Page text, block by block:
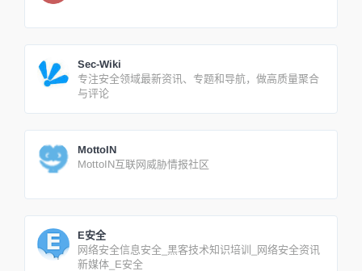
Sec-Wiki
专注安全领域最新资讯、专题和导航，做高质量聚合
与评论
MottoIN
MottoIN互联网威胁情报社区
E安全
网络安全信息安全_黑客技术知识培训_网络安全资讯
新媒体_E安全